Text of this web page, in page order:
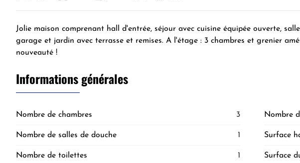
Jolie maison comprenant hall d'entrée, séjour avec cuisine équipée ouverte,
garage et jardin avec terrasse et remises. A l'étage : 3 chambres et grenier
nouveauté !
Informations générales
Nombre de chambres 3 Nombre
Nombre de salles de douche 1 Surface
Nombre de toilettes 1 Surface